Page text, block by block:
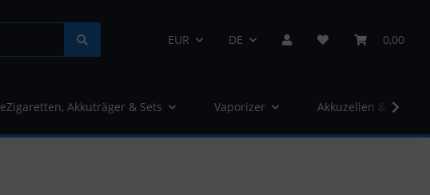
EUR DE 0,00
eZigaretten, Akkuträger & Sets Vaporizer Akkuzellen &